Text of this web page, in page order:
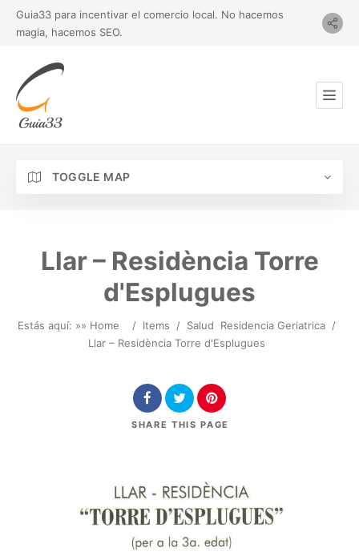
Guia33 para incentivar el comercio local. No hacemos
magia, hacemos SEO.
TOGGLE MAP
Llar – Residència Torre
d'Esplugues
Estás aquí: »» Home / Items / Salud Residencia Geriatrica /
Llar – Residència Torre d'Esplugues
SHARE THIS PAGE